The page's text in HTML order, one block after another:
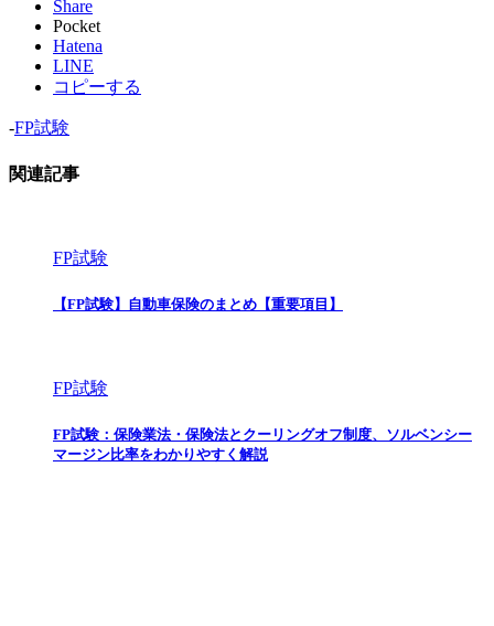
Share
Pocket
Hatena
LINE
コピーする
-FP試験
関連記事
FP試験
【FP試験】自動車保険のまとめ【重要項目】
FP試験
FP試験：保険業法・保険法とクーリングオフ制度、ソルベンシー
マージン比率をわかりやすく解説